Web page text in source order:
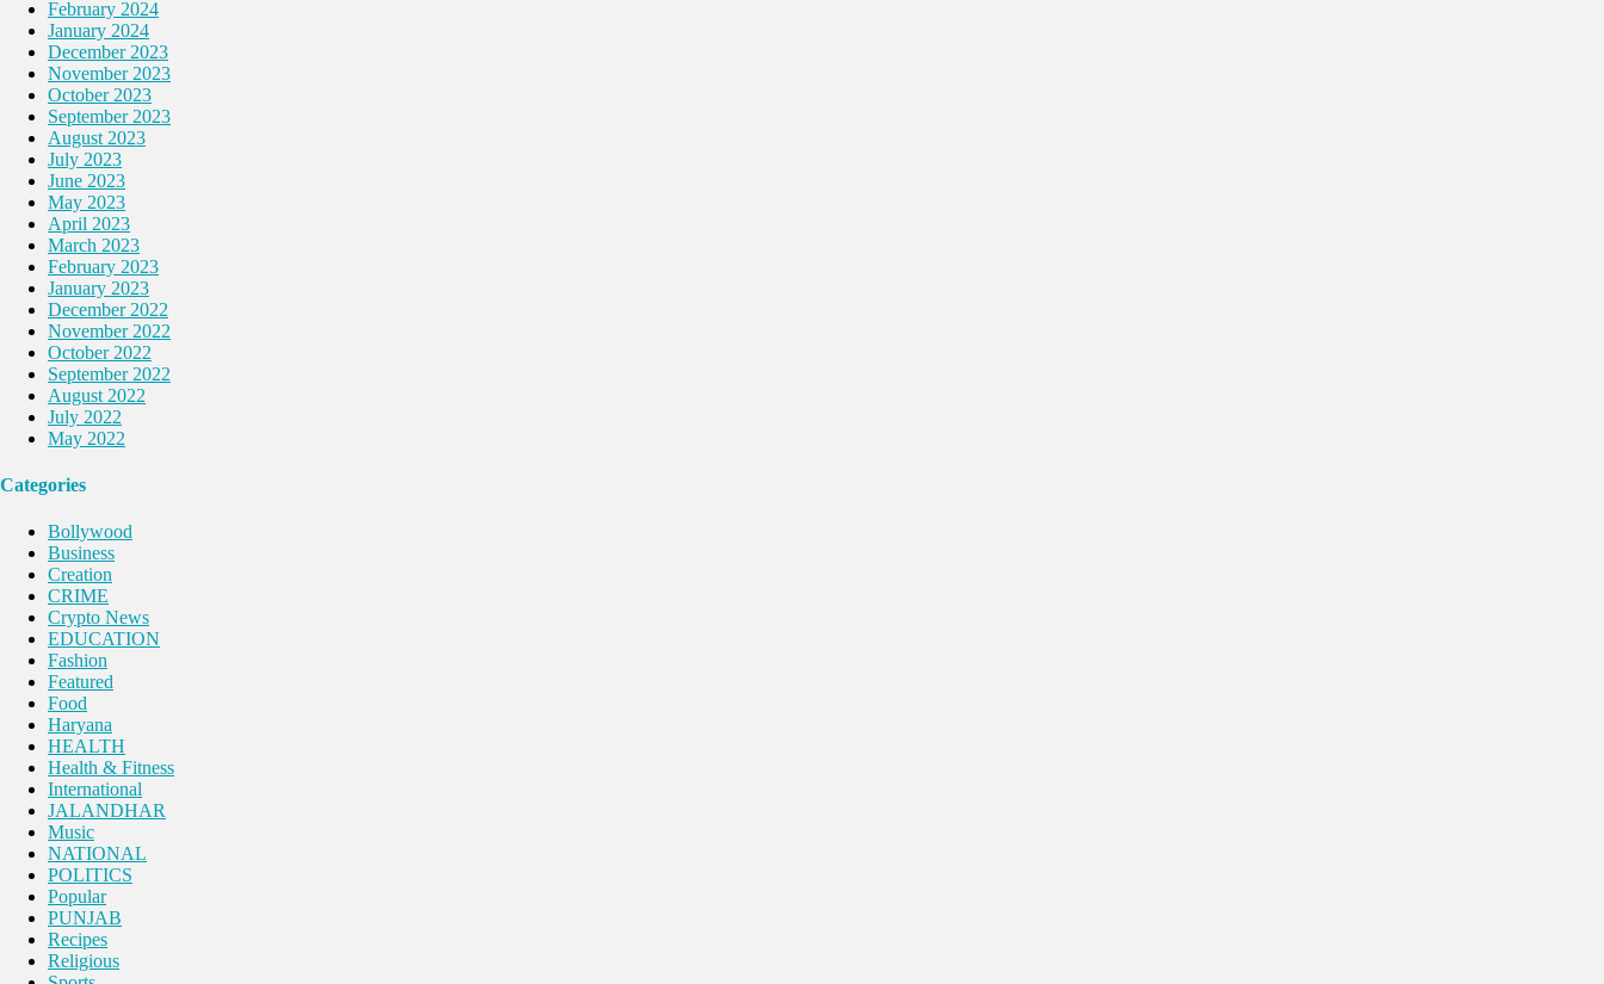
February 2024
January 2024
December 2023
November 2023
October 2023
September 2023
August 2023
July 2023
June 2023
May 2023
April 2023
March 2023
February 2023
January 2023
December 2022
November 2022
October 2022
September 2022
August 2022
July 2022
May 2022
Categories
Bollywood
Business
Creation
CRIME
Crypto News
EDUCATION
Fashion
Featured
Food
Haryana
HEALTH
Health & Fitness
International
JALANDHAR
Music
NATIONAL
POLITICS
Popular
PUNJAB
Recipes
Religious